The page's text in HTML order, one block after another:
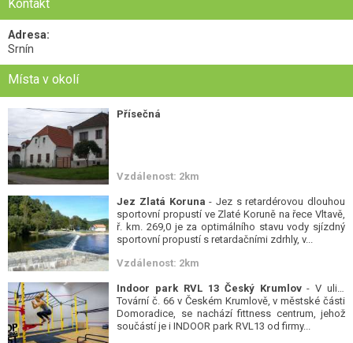
Kontakt
Adresa:
Srnín
Místa v okolí
Přísečná
Vzdálenost: 2km
Jez Zlatá Koruna - Jez s retardérovou dlouhou
sportovní propustí ve Zlaté Koruně na řece Vltavě,
ř. km. 269,0 je za optimálního stavu vody sjízdný
sportovní propustí s retardačními zdrhly, v...
Vzdálenost: 2km
Indoor park RVL 13 Český Krumlov- V ulici
Tovární č. 66 v Českém Krumlově, v městské části
Domoradice, se nachází fittness centrum, jehož
součástí je i INDOOR park RVL13 od firmy...